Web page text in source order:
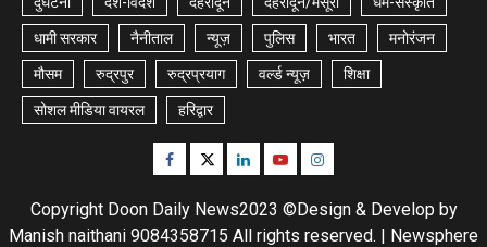
धामी सरकार नैनीताल न्यूज़ पुलिस भारत मनोरंजन
मौसम रुद्रपुर रुद्रप्रयाग वर्ल्ड न्यूज़ शिक्षा
सोशल मीडिया वायरल हरिद्वार
Facebook
TwitterLinkedinYoutubeInstagram
Copyright Doon Daily News2023 ©Design & Develop by
Manish naithani 9084358715 All rights reserved. | Newsphere